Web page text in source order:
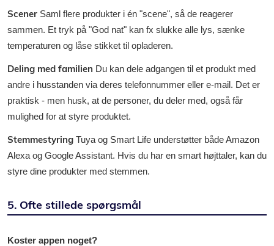
Scener Saml flere produkter i én "scene", så de reagerer
sammen. Et tryk på "God nat" kan fx slukke alle lys, sænke
temperaturen og låse stikket til opladeren.
Deling med familien Du kan dele adgangen til et produkt med
andre i husstanden via deres telefonnummer eller e-mail. Det er
praktisk - men husk, at de personer, du deler med, også får
mulighed for at styre produktet.
Stemmestyring Tuya og Smart Life understøtter både Amazon
Alexa og Google Assistant. Hvis du har en smart højttaler, kan du
styre dine produkter med stemmen.
5. Ofte stillede spørgsmål
Koster appen noget?